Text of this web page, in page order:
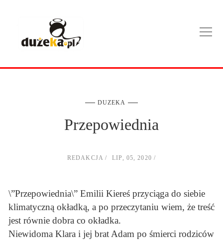
DUZEKA
Przepowiednia
REDAKCJA LIP, 05, 2020
\”Przepowiednia\” Emilii Kiereś przyciąga do siebie
klimatyczną okładką, a po przeczytaniu wiem, że treść
jest równie dobra co okładka.
Niewidoma Klara i jej brat Adam po śmierci rodziców